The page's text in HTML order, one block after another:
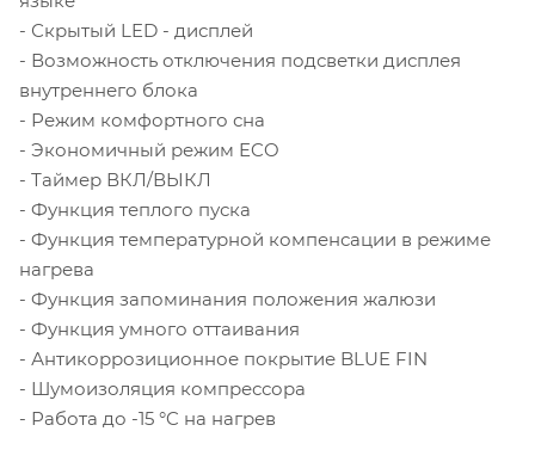
- Скрытый LED - дисплей
- Возможность отключения подсветки дисплея
внутреннего блока
- Режим комфортного сна
- Экономичный режим ECO
- Таймер ВКЛ/ВЫКЛ
- Функция теплого пуска
- Функция температурной компенсации в режиме
нагрева
- Функция запоминания положения жалюзи
- Функция умного оттаивания
- Антикоррозиционное покрытие BLUE FIN
- Шумоизоляция компрессора
- Работа до -15 °C на нагрев